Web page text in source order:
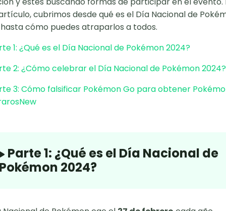
cubrimos desde qué es el Día Nacional de
cómo puedes atraparlos a todos.
1: ¿Qué es el Día Nacional de Pokémon 2024?
2: ¿Cómo celebrar el Día Nacional de Pokémon 2024?
3: Cómo falsificar Pokémon Go para obtener
New
Parte 1: ¿Qué es el Día Nacional de
2024?